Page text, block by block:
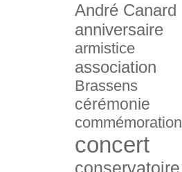
André Canard
anniversaire
armistice
association
Brassens
cérémonie
commémoration
concert
conservatoire